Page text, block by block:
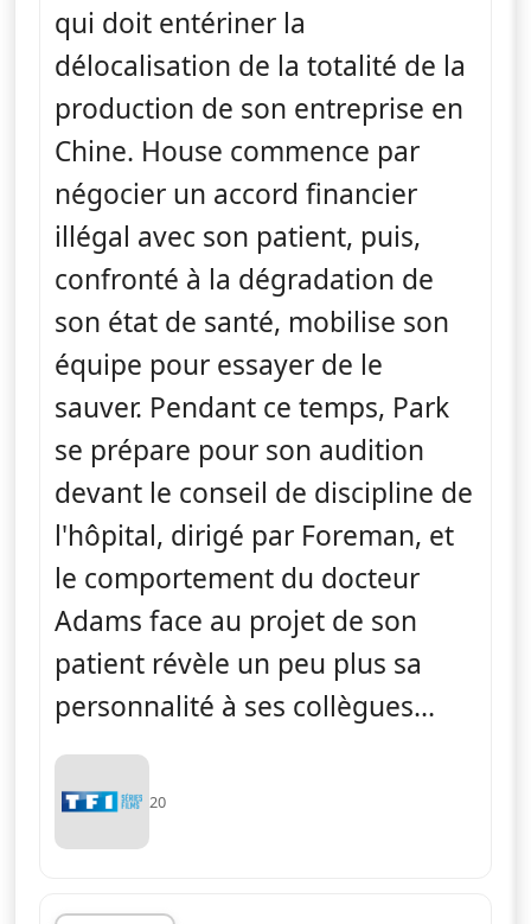
qui doit entériner la
délocalisation de la totalité de la
production de son entreprise en
Chine. House commence par
négocier un accord financier
illégal avec son patient, puis,
confronté à la dégradation de
son état de santé, mobilise son
équipe pour essayer de le
sauver. Pendant ce temps, Park
se prépare pour son audition
devant le conseil de discipline de
l'hôpital, dirigé par Foreman, et
le comportement du docteur
Adams face au projet de son
patient révèle un peu plus sa
personnalité à ses collègues...
20